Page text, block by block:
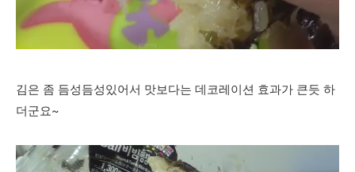
김은 좀 듬성듬성있어서 맛보다는 데코레이션 효과가 큰듯 하
더군요~